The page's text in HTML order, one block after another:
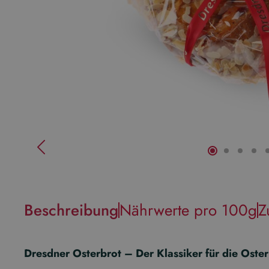
BeschreibungNährwerte pro 100g
Dresdner Osterbrot – Der Klassiker für die